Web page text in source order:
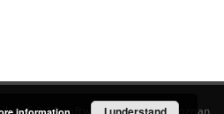
6.3.19software created by Poznan